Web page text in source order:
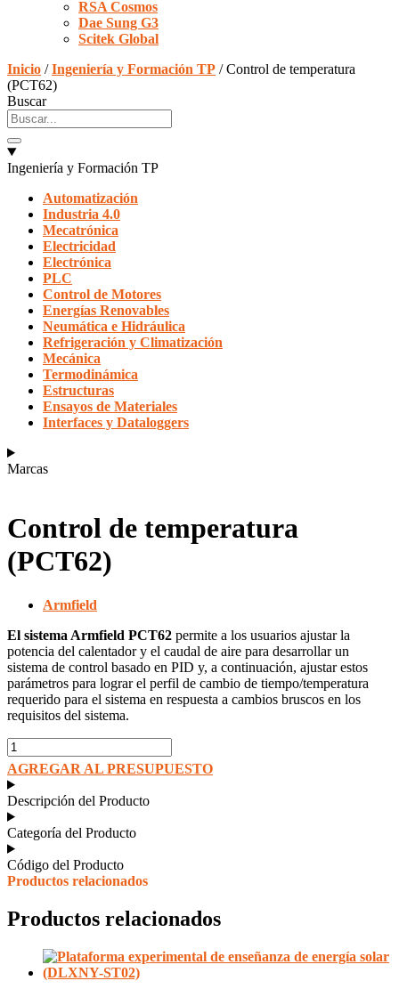
RSA Cosmos
Dae Sung G3
Scitek Global
Inicio /Ingeniería y Formación TP / Control de temperatura
(PCT62)
Buscar
Ingeniería y Formación TP
Automatización
Industria 4.0
Mecatrónica
Electricidad
Electrónica
PLC
Control de Motores
Energías Renovables
Neumática e Hidráulica
Refrigeración y Climatización
Mecánica
Termodinámica
Estructuras
Ensayos de Materiales
Interfaces y Dataloggers
Marcas
Control de temperatura
(PCT62)
Armfield
El sistema Armfield PCT62 permite a los usuarios ajustar la
potencia del calentador y el caudal de aire para desarrollar un
sistema de control basado en PID y, a continuación, ajustar estos
parámetros para lograr el perfil de cambio de tiempo/temperatura
requerido para el sistema en respuesta a cambios bruscos en los
requisitos del sistema.
Control
de
temperatura
(PCT62)
cantidad
AGREGAR AL PRESUPUESTO
Descripción del Producto
Categoría del Producto
Código del Producto
Productos relacionados
Productos relacionados